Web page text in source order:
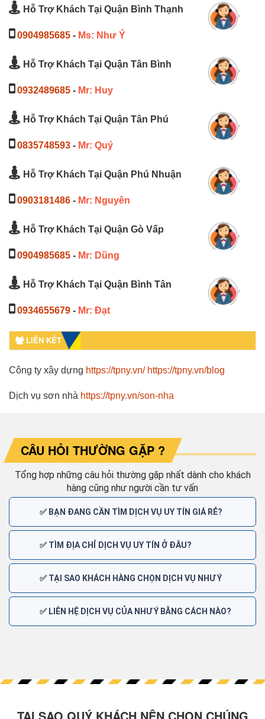
Hỗ Trợ Khách Tại Quận Bình Thạnh
0904985685 - Ms: Như Ý
Hỗ Trợ Khách Tại Quận Tân Bình
0932489685 - Mr: Huy
Hỗ Trợ Khách Tại Quận Tân Phú
0835748593 - Mr: Quý
Hỗ Trợ Khách Tại Quận Phú Nhuận
0903181486 - Mr: Nguyên
Hỗ Trợ Khách Tại Quận Gò Vấp
0904985685 - Mr: Dũng
Hỗ Trợ Khách Tại Quận Bình Tân
0934655679 - Mr: Đạt
LIÊN KẾT
Công ty xây dựng https://tpny.vn/ https://tpny.vn/blog
Dịch vụ sơn nhà https://tpny.vn/son-nha
CÂU HỎI THƯỜNG GẶP ?
Tổng hợp những câu hỏi thường gặp nhất dành cho khách
hàng cũng như người cần tư vấn
✅ BẠN ĐANG CẦN TÌM DỊCH VỤ UY TÍN GIÁ RẺ?
✅ TÌM ĐỊA CHỈ DỊCH VỤ UY TÍN Ở ĐÂU?
✅ TẠI SAO KHÁCH HÀNG CHỌN DỊCH VỤ NHƯ Ý
✅ LIÊN HỆ DỊCH VỤ CỦA NHƯ Ý BẰNG CÁCH NÀO?